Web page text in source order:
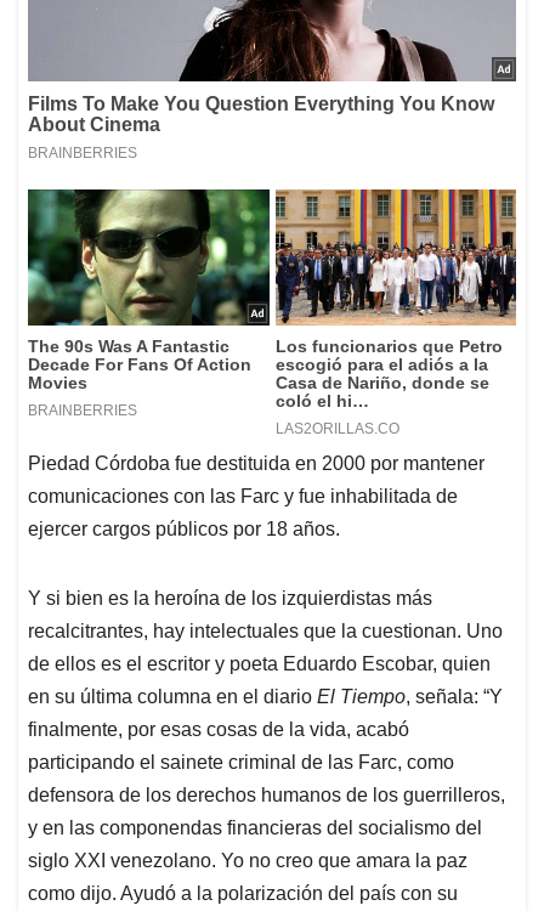
Piedad Córdoba fue destituida en 2000 por mantener
comunicaciones con las Farc y fue inhabilitada de
ejercer cargos públicos por 18 años.
Y si bien es la heroína de los izquierdistas más
recalcitrantes, hay intelectuales que la cuestionan. Uno
de ellos es el escritor y poeta Eduardo Escobar, quien
en su última columna en el diario El Tiempo, señala: “Y
finalmente, por esas cosas de la vida, acabó
participando el sainete criminal de las Farc, como
defensora de los derechos humanos de los guerrilleros,
y en las componendas financieras del socialismo del
siglo XXI venezolano. Yo no creo que amara la paz
como dijo. Ayudó a la polarización del país con su